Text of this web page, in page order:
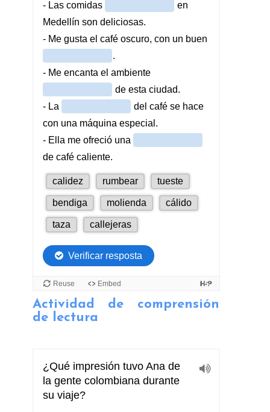
Actividad de comprensión
de lectura